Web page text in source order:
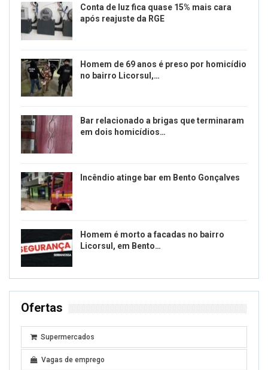
Conta de luz fica quase 15% mais cara
após reajuste da RGE
Homem de 69 anos é preso por homicídio
no bairro Licorsul,…
Bar relacionado a brigas que terminaram
em dois homicídios…
Incêndio atinge bar em Bento Gonçalves
Homem é morto a facadas no bairro
Licorsul, em Bento…
Ofertas
Supermercados
Vagas de emprego